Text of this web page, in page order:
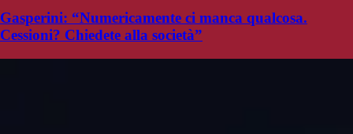
Gasperini: “Numericamente ci manca qualcosa.
Cessioni? Chiedete alla società”